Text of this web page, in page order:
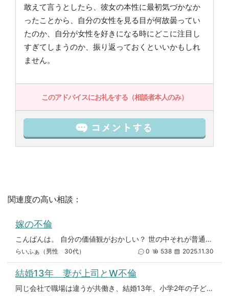
敢えて言うとしたら、彼女の本性に最初気づかなか
ったことから、自分の女性を見る目が何故曇ってい
たのか、自分が女性を好きになる時にどこに注目し
すぎてしまうのか、振り返っておくといいかもしれ
ません。
このアドバイスにお礼をする（相談者本人のみ）
関連度の高い相談：
嫁の不倫
こんばんは。 自分の価値観がおかしい？ 世の中それが普通？と思ったので相談させていただきます。 35歳子供２人 嫁も同
らいふぁ（男性 30代） 0 538 2025.11.30
結婚13年 妻が上司とW不倫
同じ会社で職場は違うが共働き、結婚13年、小学2年の子どもが1人の夫婦です。 つい最近、妻の不倫が発覚しました。 ある